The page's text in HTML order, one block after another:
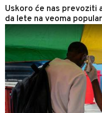
Uskoro će nas prevoziti
da lete na veoma